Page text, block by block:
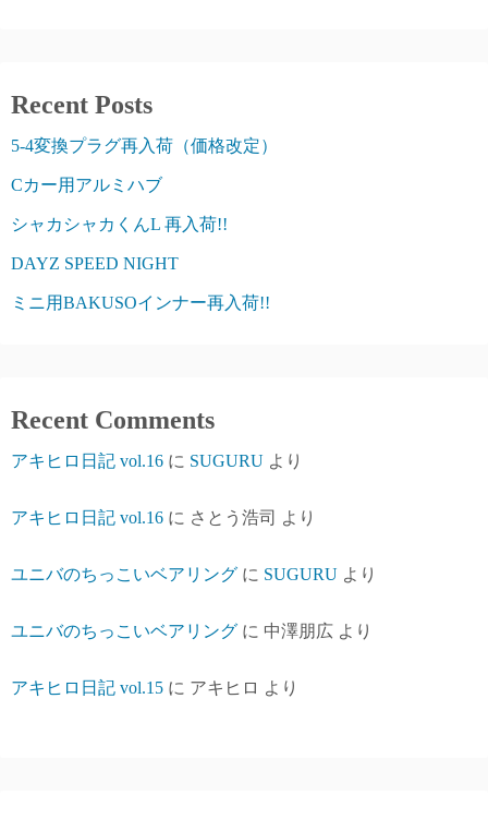
Recent Posts
5-4変換プラグ再入荷（価格改定）
Cカー用アルミハブ
シャカシャカくんL 再入荷!!
DAYZ SPEED NIGHT
ミニ用BAKUSOインナー再入荷!!
Recent Comments
アキヒロ日記 vol.16 に SUGURU より
アキヒロ日記 vol.16 に さとう浩司 より
ユニバのちっこいベアリング に SUGURU より
ユニバのちっこいベアリング に 中澤朋広 より
アキヒロ日記 vol.15 に アキヒロ より